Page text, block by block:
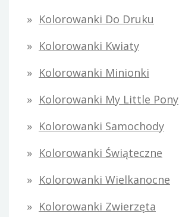
Kolorowanki Do Druku
Kolorowanki Kwiaty
Kolorowanki Minionki
Kolorowanki My Little Pony
Kolorowanki Samochody
Kolorowanki Świąteczne
Kolorowanki Wielkanocne
Kolorowanki Zwierzęta